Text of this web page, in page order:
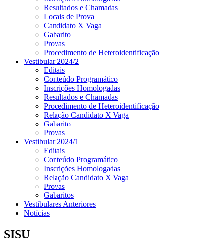
Resultados e Chamadas
Locais de Prova
Candidato X Vaga
Gabarito
Provas
Procedimento de Heteroidentificação
Vestibular 2024/2
Editais
Conteúdo Programático
Inscrições Homologadas
Resultados e Chamadas
Procedimento de Heteroidentificação
Relação Candidato X Vaga
Gabarito
Provas
Vestibular 2024/1
Editais
Conteúdo Programático
Inscrições Homologadas
Relação Candidato X Vaga
Provas
Gabaritos
Vestibulares Anteriores
Notícias
SISU